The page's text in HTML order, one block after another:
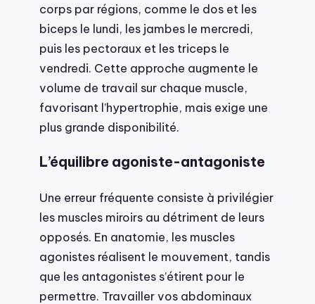
corps par régions, comme le dos et les
biceps le lundi, les jambes le mercredi,
puis les pectoraux et les triceps le
vendredi. Cette approche augmente le
volume de travail sur chaque muscle,
favorisant l’hypertrophie, mais exige une
plus grande disponibilité.
L’équilibre agoniste-antagoniste
Une erreur fréquente consiste à privilégier
les muscles miroirs au détriment de leurs
opposés. En anatomie, les muscles
agonistes réalisent le mouvement, tandis
que les antagonistes s’étirent pour le
permettre. Travailler vos abdominaux